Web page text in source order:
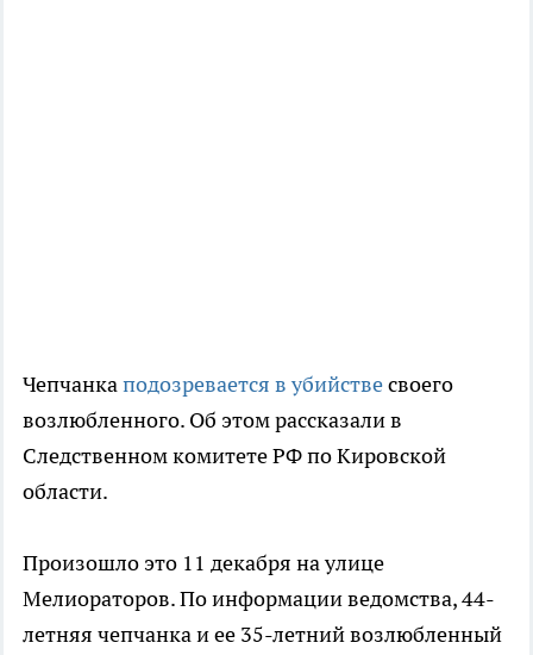
Чепчанкаподозревается в убийствесвоего
возлюбленного. Об этом рассказали в
Следственном комитете РФ по Кировской
области.
Произошло это 11 декабря на улице
Мелиораторов. По информации ведомства, 44-
летняя чепчанка и ее 35-летний возлюбленный